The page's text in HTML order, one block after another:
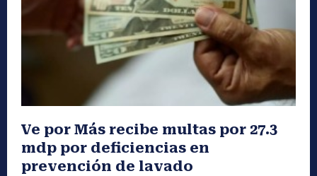
Ve por Más recibe multas por 27.3
mdp por deficiencias en
prevención de lavado